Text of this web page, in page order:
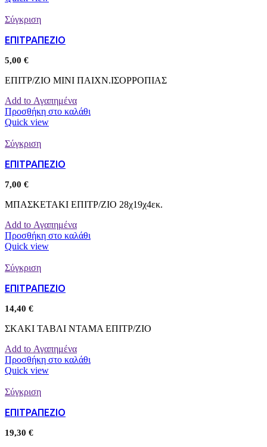
Σύγκριση
ΕΠΙΤΡΑΠΕΖΙΟ
5,00 €
ΕΠΙΤΡ/ΖΙΟ ΜΙΝΙ ΠΑΙΧΝ.ΙΣΟΡΡΟΠΙΑΣ
Add to Αγαπημένα
Προσθήκη στο καλάθι
Quick view
Σύγκριση
ΕΠΙΤΡΑΠΕΖΙΟ
7,00 €
ΜΠΑΣΚΕΤΑΚΙ ΕΠΙΤΡ/ΖΙΟ 28χ19χ4εκ.
Add to Αγαπημένα
Προσθήκη στο καλάθι
Quick view
Σύγκριση
ΕΠΙΤΡΑΠΕΖΙΟ
14,40 €
ΣΚΑΚΙ ΤΑΒΛΙ ΝΤΑΜΑ ΕΠΙΤΡ/ΖΙΟ
Add to Αγαπημένα
Προσθήκη στο καλάθι
Quick view
Σύγκριση
ΕΠΙΤΡΑΠΕΖΙΟ
19,30 €